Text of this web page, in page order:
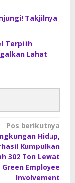
Takjilnya
Terpilih
Lahat
Pos berikutnya
Hidup,
Kumpulkan
302 Ton Lewat
Employee
Involvement